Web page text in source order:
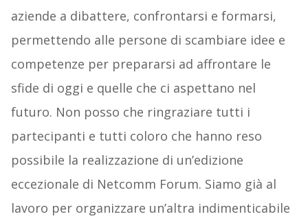
aziende a dibattere, confrontarsi e formarsi,
permettendo alle persone di scambiare idee e
competenze per prepararsi ad affrontare le
sfide di oggi e quelle che ci aspettano nel
futuro. Non posso che ringraziare tutti i
partecipanti e tutti coloro che hanno reso
possibile la realizzazione di un’edizione
eccezionale di Netcomm Forum. Siamo già al
lavoro per organizzare un’altra indimenticabile